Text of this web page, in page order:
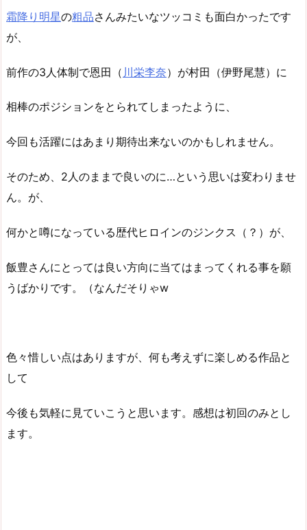
霜降り明星の粗品さんみたいなツッコミも面白かったです
が、
前作の3人体制で恩田（ 川栄李奈）が村田（伊野尾慧）に
相棒のポジションをとられてしまったように、
今回も活躍にはあまり期待出来ないのかもしれません。
そのため、2人のままで良いのに…という思いは変わりませ
ん。が、
何かと噂になっている歴代ヒロインのジンクス（？）が、
飯豊さんにとっては良い方向に当てはまってくれる事を願
うばかりです。（なんだそりゃw
色々惜しい点はありますが、何も考えずに楽しめる作品と
して
今後も気軽に見ていこうと思います。感想は初回のみとし
ます。